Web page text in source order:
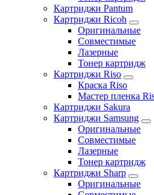
Картриджи Pantum
Картриджи Ricoh
Оригинальные
Совместимые
Лазерные
Тонер картридж
Картриджи Riso
Краска Riso
Мастер пленка
Картриджи Sakura
Картриджи Samsung
Оригинальные
Совместимые
Лазерные
Тонер картридж
Картриджи Sharp
Оригинальные